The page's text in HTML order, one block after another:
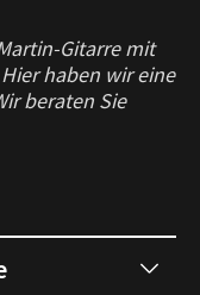
Gitarre mit
haben wir eine
beraten Sie